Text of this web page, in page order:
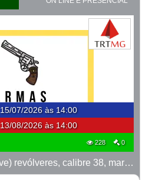
15/07/2026 às 14:00
13/08/2026 às 14:00
228 0
LOTE 20 - 19 (dezenove) revólveres, calibre 38, marca Taurus